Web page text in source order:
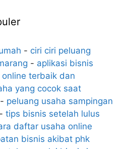
- ciri ciri peluang
- aplikasi bisnis
online terbaik dan
yang cocok saat
- peluang usaha sampingan
- tips bisnis setelah lulus
daftar usaha online
bisnis akibat phk